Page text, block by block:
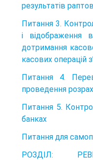
результатів
Питання 3.
і відображення
дотримання
касових операцій
Питання 4.
проведення
Питання 5.
банках
Питання для
РОЗДІЛ: